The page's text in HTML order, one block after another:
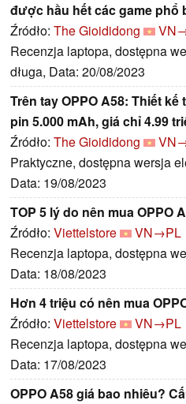
được hầu hết các game phổ
Źródło: The Gioididong
Recenzja laptopa, dostępna
długa, Data: 20/08/2023
Trên tay OPPO A58: Thiết
pin 5.000 mAh, giá chỉ 4.99
Źródło: The Gioididong
Praktyczne, dostępna wersja
Data: 19/08/2023
TOP 5 lý do nên mua OPPO
Źródło: Viettelstore
VN→PL
Recenzja laptopa, dostępna
Data: 18/08/2023
Hơn 4 triệu có nên mua
Źródło: Viettelstore
VN→PL
Recenzja laptopa, dostępna
Data: 17/08/2023
OPPO A58 giá bao nhiêu?